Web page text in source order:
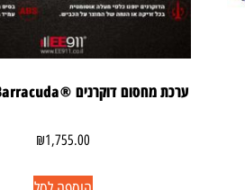
ערכת מחסום דוקרנים ®Barracuda מבית 911
₪1,755.00